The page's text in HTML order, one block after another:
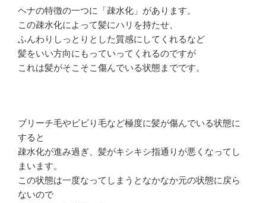
ヘナの特徴の一つに「疎水化」があります。
この疎水化によって髪にハリを持たせ、
ふんわりしっとりとした質感にしてくれるなど
髪をいい方向にもっていってくれるのですが
これは髪がそこそこ傷んでいる状態までです。
ブリーチ毛やビビり毛など極度に髪が傷んでいる状態に
すると
疎水化が進み過ぎ、髪がキシキシ指通りが悪くなってし
まいます。
この状態は一度なってしまうとなかなか元の状態に戻ら
ないので